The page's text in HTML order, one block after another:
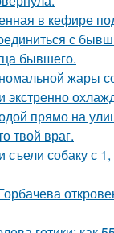
в кефире
с
бывшего.
жары
экстренно
прямо на
твой враг.
съели собаку с